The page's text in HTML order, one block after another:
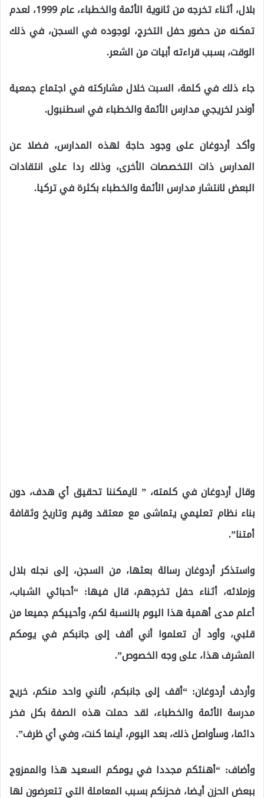
بلال، أثناء تخرجه من ثانوية الأئمة والخطباء، عام 1999، لعدم
تمكنه من حضور حفل التخرج، لوجوده في السجن، في ذلك
الوقت، بسبب قراءته أبيات من الشعر.
جاء ذلك في كلمة، السبت خلال مشاركته في اجتماع جمعية
أوندر لخريجي مدارس الأئمة والخطباء في اسطنبول.
وأكد أردوغان على وجود حاجة لهذه المدارس، فضلا عن
المدارس ذات التخصصات الأخرى، وذلك ردا على انتقادات
البعض لانتشار مدارس الأئمة والخطباء بكثرة في تركيا.
وقال أردوغان في كلمته، ” لايمكننا تحقيق أي هدف، دون
بناء نظام تعليمي يتماشى مع معتقد وقيم وتاريخ وثقافة
أمتنا”.
واستذكر أردوغان رسالة بعثها، من السجن، إلى نجله بلال
وزملائه، أثناء حفل تخرجهم، قال فيها: “أحبائي الشباب،
أعلم مدى أهمية هذا اليوم بالنسبة لكم، وأحييكم جميعا من
قلبي، وأود أن تعلموا أني أقف إلى جانبكم في يومكم
المشرف هذا، على وجه الخصوص”.
وأردف أردوغان: “أقف إلى جانبكم، لأنني واحد منكم، خريج
مدرسة الأئمة والخطباء، لقد حملت هذه الصفة بكل فخر
دائما، وسأواصل ذلك، بعد اليوم، أينما كنت، وفي أي ظرف”.
وأضاف: “أهنئكم مجددا في يومكم السعيد هذا والممزوج
ببعض الحزن أيضا، فحزنكم بسبب المعاملة التي تتعرضون لها